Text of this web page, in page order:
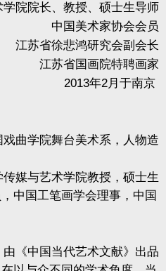
院院长、教授、硕士生导师
中国美术家协会会员
江苏省徐悲鸿研究会副会长
江苏省国画院特聘画家
年2月于南京
曲学院舞台美术系，人物造
媒与艺术学院教授，硕士生
中国工笔画学会理事，中国
由《中国当代艺术文献》出品